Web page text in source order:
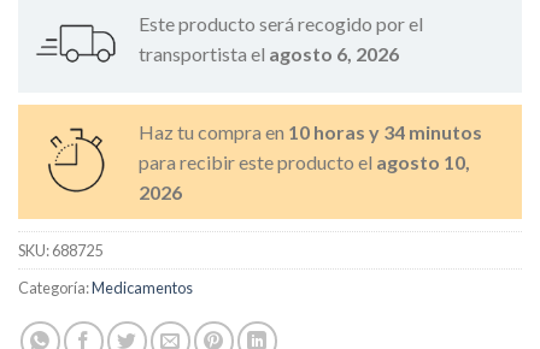
Este producto será recogido por el
transportista el agosto 6, 2026
Haz tu compra en 10 horas y 34 minutos
para recibir este producto el agosto 10,
2026
SKU:688725
Categoría:Medicamentos